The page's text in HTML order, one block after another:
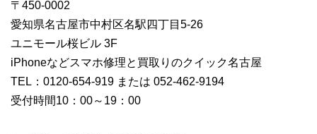
〒450-0002
愛知県名古屋市中村区名駅四丁目5-26
ユニモール桜ビル 3F
iPhoneなどスマホ修理と買取りのクイック名古屋
TEL：0120-654-919 または 052-462-9194
受付時間10：00～19：00